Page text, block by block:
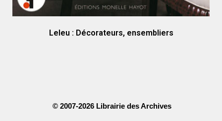
Leleu : Décorateurs, ensembliers
© 2007-2026 Librairie des Archives